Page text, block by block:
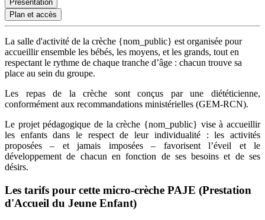
Présentation
Plan et accès
La salle d'activité de la crèche {nom_public} est organisée pour
accueillir ensemble les bébés, les moyens, et les grands, tout en
respectant le rythme de chaque tranche d’âge : chacun trouve sa
place au sein du groupe.
Les repas de la crèche sont conçus par une diététicienne,
conformément aux recommandations ministérielles (GEM-RCN).
Le projet pédagogique de la crèche {nom_public} vise à accueillir
les enfants dans le respect de leur individualité : les activités
proposées – et jamais imposées – favorisent l’éveil et le
développement de chacun en fonction de ses besoins et de ses
désirs.
Les tarifs pour cette micro-crèche PAJE (Prestation
d'Accueil du Jeune Enfant)